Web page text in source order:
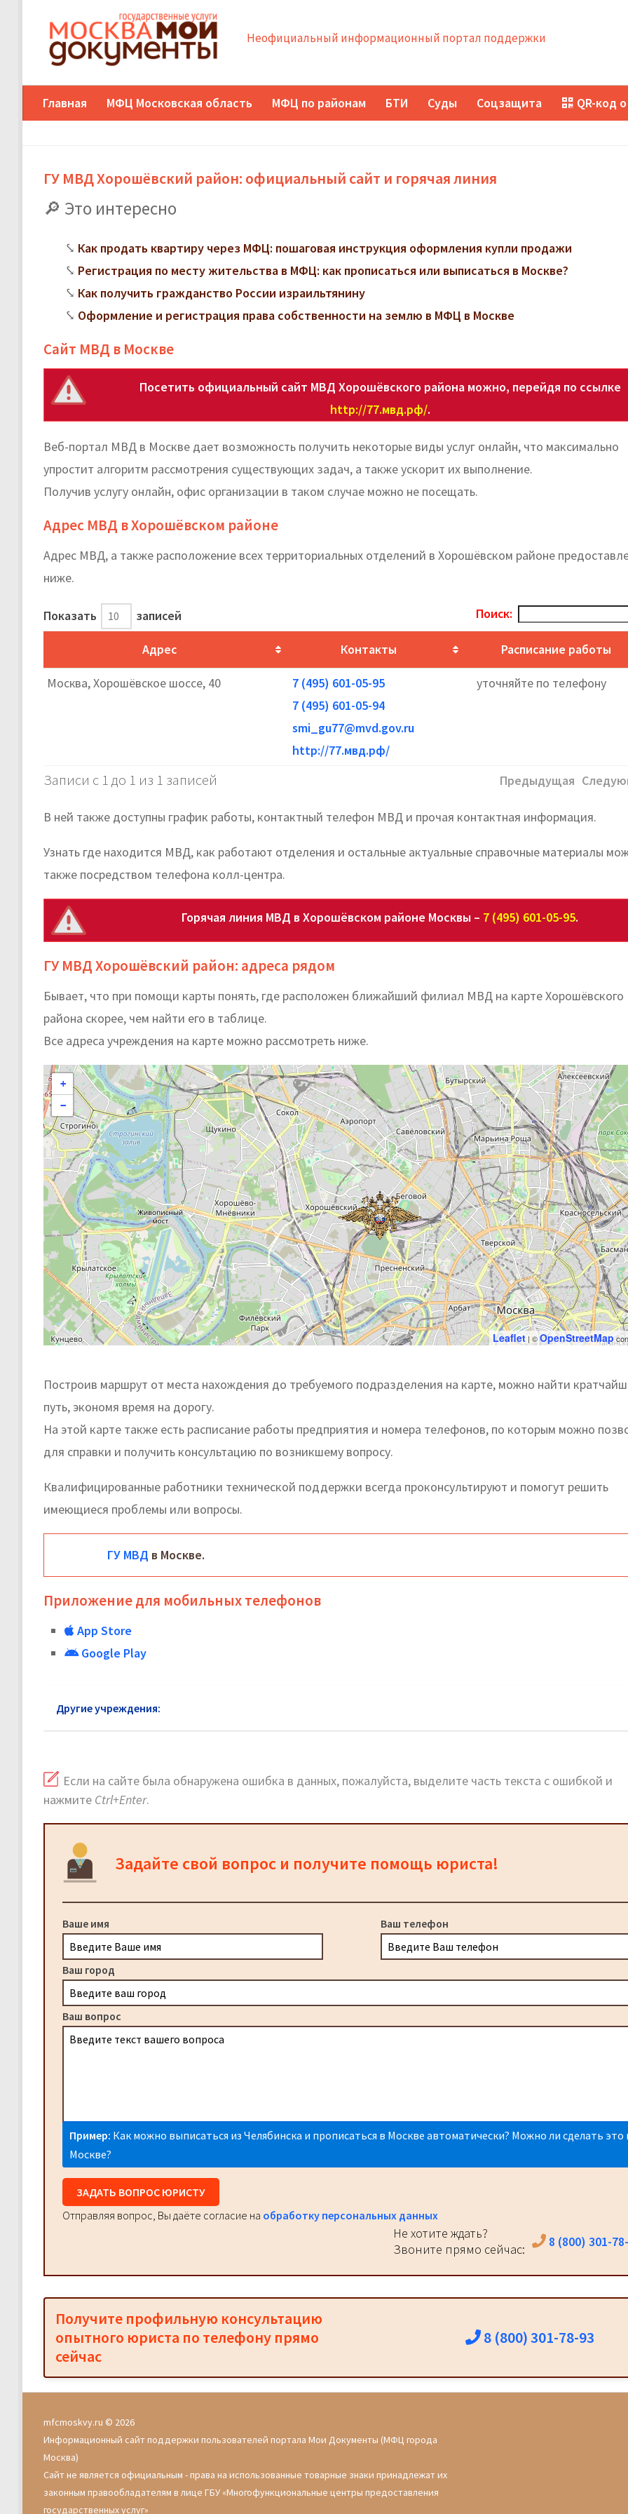
Неофициальный информационный портал поддержки
Главная МФЦ Московская область МФЦ по районам БТИ Суды Соцзащита QR-код
ГУ МВД Хорошёвский район: официальный сайт и горячая линия
Это интересно
Как продать квартиру через МФЦ: пошаговая инструкция оформления купли продажи
Регистрация по месту жительства в МФЦ: как прописаться или выписаться в Москве?
Как получить гражданство России израильтянину
Оформление и регистрация права собственности на землю в МФЦ в Москве
Сайт МВД в Москве
Посетить официальный сайт МВД Хорошёвского района можно, перейдя по ссылке
http://77.мвд.рф/.
Веб-портал МВД в Москве дает возможность получить некоторые виды услуг онлайн, что максимально
упростит алгоритм рассмотрения существующих задач, а также ускорит их выполнение.
Получив услугу онлайн, офис организации в таком случае можно не посещать.
Адрес МВД в Хорошёвском районе
Адрес МВД, а также расположение всех территориальных отделений в Хорошёвском районе
ниже.
Показать записей Поиск:
Адрес Контакты Расписание работы
Москва, Хорошёвское шоссе, 40
7 (495) 601-05-95
7 (495) 601-05-94
smi_gu77@mvd.gov.ru
http://77.мвд.рф/
уточняйте по телефону
Записи с 1 до 1 из 1 записей Предыдущая
В ней также доступны график работы, контактный телефон МВД и прочая контактная информация.
Узнать где находится МВД, как работают отделения и остальные актуальные справочные материалы
также посредством телефона колл-центра.
Горячая линия МВД в Хорошёвском районе Москвы – 7 (495) 601-05-95.
ГУ МВД Хорошёвский район: адреса рядом
Бывает, что при помощи карты понять, где расположен ближайший филиал МВД на карте Хорошёвского
района скорее, чем найти его в таблице.
Все адреса учреждения на карте можно рассмотреть ниже.
+
−
Leaflet | ©OpenStreetMap
Построив маршрут от места нахождения до требуемого подразделения на карте, можно найти
путь, экономя время на дорогу.
На этой карте также есть расписание работы предприятия и номера телефонов, по которым можно
для справки и получить консультацию по возникшему вопросу.
Квалифицированные работники технической поддержки всегда проконсультируют и помогут решить
имеющиеся проблемы или вопросы.
ГУ МВД в Москве.
Приложение для мобильных телефонов
App Store
Google Play
Другие учреждения:
Если на сайте была обнаружена ошибка в данных, пожалуйста, выделите часть текста с ошибкой и
нажмите Ctrl+Enter.
Задайте свой вопрос и получите помощь юриста!
Ваше имя Ваш телефон
Ваш город
Ваш вопрос
Пример: Как можно выписаться из Челябинска и прописаться в Москве автоматически? Можно ли сделать это
Москве?
ЗАДАТЬ ВОПРОС ЮРИСТУ
Отправляя вопрос, Вы даёте согласие на обработку персональных данных
Не хотите ждать?
Звоните прямо сейчас:
8 (800) 301-
Получите профильную консультацию
опытного юриста по телефону прямо
сейчас
8 (800) 301-78-93
mfcmoskvy.ru © 2026
Информационный сайт поддержки пользователей портала Мои Документы (МФЦ города
Москва)
Сайт не является официальным - права на использованные товарные знаки принадлежат их
законным правообладателям в лице ГБУ «Многофункциональные центры предоставления
государственных услуг»